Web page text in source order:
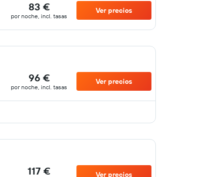
83 €
por noche, incl. tasas
Ver precios
96 €
por noche, incl. tasas
Ver precios
117 € Ver precios